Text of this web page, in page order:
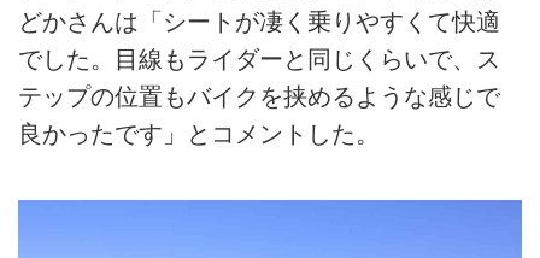
どかさんは「シートが凄く乗りやすくて快適
でした。目線もライダーと同じくらいで、ス
テップの位置もバイクを挟めるような感じで
良かったです」とコメントした。